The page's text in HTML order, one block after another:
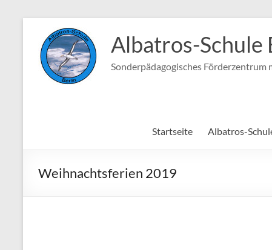
Inhalt
springen
Albatros-Schule
Sonderpädagogisches
Startseite Albatros-
Weihnachtsferien 2019